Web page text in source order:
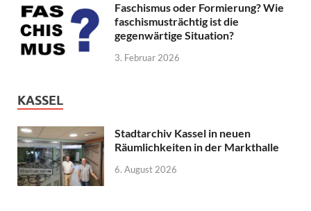
Faschismus oder Formierung? Wie
faschismusträchtig ist die
gegenwärtige Situation?
3. Februar 2026
KASSEL
Stadtarchiv Kassel in neuen
Räumlichkeiten in der Markthalle
6. August 2026